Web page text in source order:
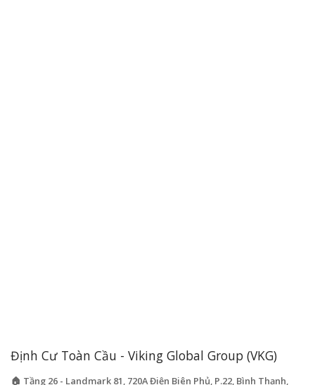
Định Cư Toàn Cầu - Viking Global Group (VKG)
🏠 Tầng 26 - Landmark 81, 720A Điện Biên Phủ, P.22, Bình Thạnh,